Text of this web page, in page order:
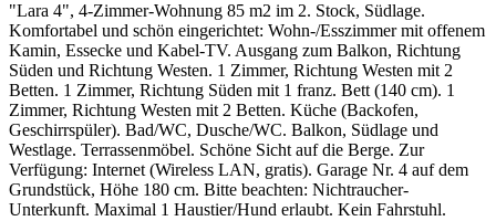
"Lara 4", 4-Zimmer-Wohnung 85 m2 im 2. Stock, Südlage.
Komfortabel und schön eingerichtet: Wohn-/Esszimmer mit offenem
Kamin, Essecke und Kabel-TV. Ausgang zum Balkon, Richtung
Süden und Richtung Westen. 1 Zimmer, Richtung Westen mit 2
Betten. 1 Zimmer, Richtung Süden mit 1 franz. Bett (140 cm). 1
Zimmer, Richtung Westen mit 2 Betten. Küche (Backofen,
Geschirrspüler). Bad/WC, Dusche/WC. Balkon, Südlage und
Westlage. Terrassenmöbel. Schöne Sicht auf die Berge. Zur
Verfügung: Internet (Wireless LAN, gratis). Garage Nr. 4 auf dem
Grundstück, Höhe 180 cm. Bitte beachten: Nichtraucher-
Unterkunft. Maximal 1 Haustier/Hund erlaubt. Kein Fahrstuhl.